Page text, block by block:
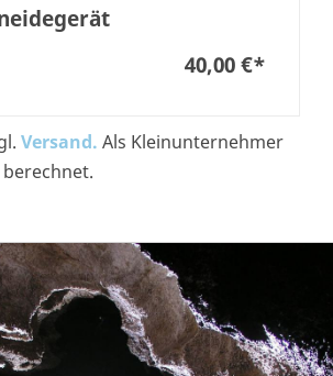
40,00 €*
Versand. Als Kleinunternehmer